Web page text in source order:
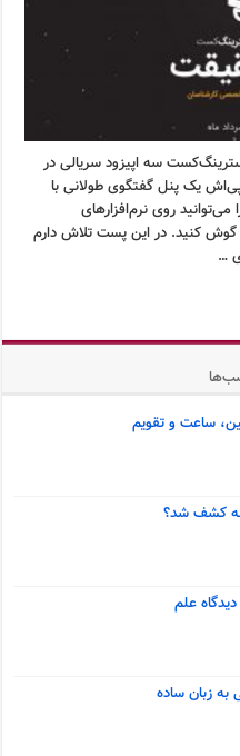
سه اپیزود سریالی در
یک پنل گفتگوی طولانی با
روی نرم‌افزارهای
گوش کنید. در این پست تلاش دارم
…
ساعت و تقویم
کشف شد؟
علم
به زبان ساده